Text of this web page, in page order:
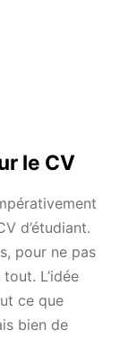
le CV
d’étudiant.
pour ne pas
L’idée
ce que
bien de